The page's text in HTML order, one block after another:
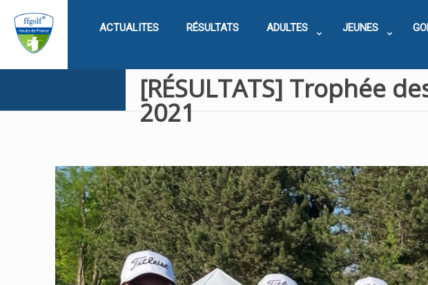
ACTUALITES RÉSULTATS ADULTES JEUNES
[RÉSULTATS] Trophée
2021